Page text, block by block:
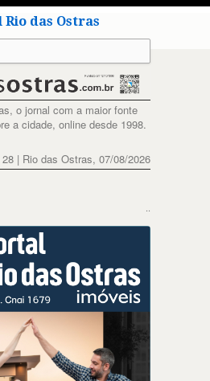
das Ostras
o jornal com a maior fonte
a cidade, online desde 1998.
| Rio das Ostras, 07/08/2026
..